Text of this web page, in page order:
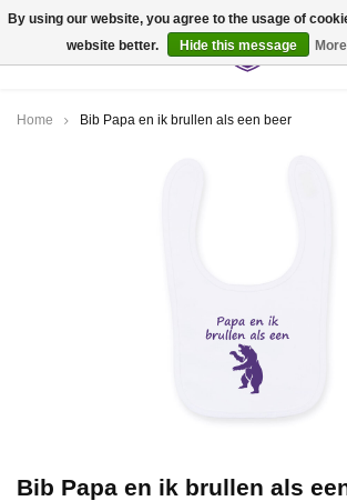
Home Bib Papa en ik brullen als een beer
Bib Papa en ik brullen als
By using our website, you agree to the usage of
website better.
Hide this message